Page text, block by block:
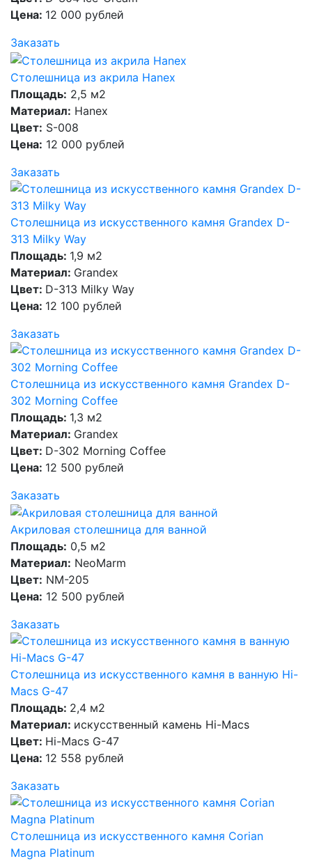
Цена: 12 000 рублей
Заказать
Столешница из акрила Hanex
Площадь: 2,5 м2
Материал: Hanex
Цвет: S-008
Цена: 12 000 рублей
Заказать
Столешница из искусственного камня Grandex D-
313 Milky Way
Площадь: 1,9 м2
Материал: Grandex
Цвет: D-313 Milky Way
Цена: 12 100 рублей
Заказать
Столешница из искусственного камня Grandex D-
302 Morning Coffee
Площадь: 1,3 м2
Материал: Grandex
Цвет: D-302 Morning Coffee
Цена: 12 500 рублей
Заказать
Акриловая столешница для ванной
Площадь: 0,5 м2
Материал: NeoMarm
Цвет: NM-205
Цена: 12 500 рублей
Заказать
Столешница из искусственного камня в ванную Hi-
Macs G-47
Площадь: 2,4 м2
Материал: искусственный камень Hi-Macs
Цвет: Hi-Macs G-47
Цена: 12 558 рублей
Заказать
Столешница из искусственного камня Corian
Magna Platinum